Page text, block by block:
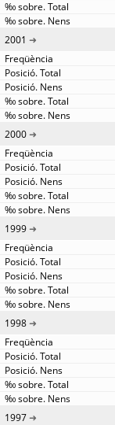
2001
2000
1999
1998
1997